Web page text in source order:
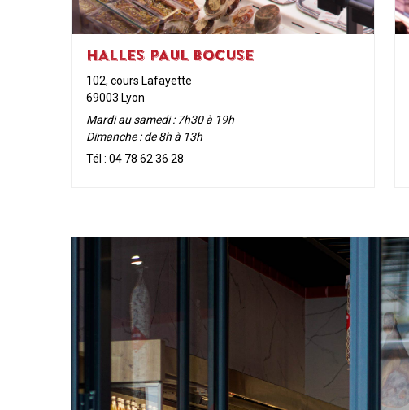
HALLES PAUL BOCUSE
102, cours Lafayette
69003 Lyon
Mardi au samedi : 7h30 à 19h
Dimanche : de 8h à 13h
Tél : 04 78 62 36 28